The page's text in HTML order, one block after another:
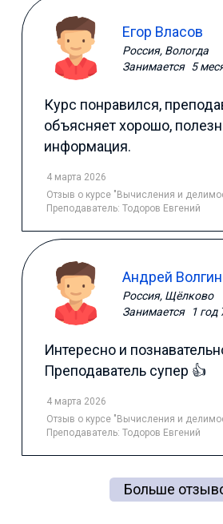
Егор Власов
Россия, Вологда
Занимается 5
Курс понравился,
объясняет хорошо,
информация.
4 марта 2026
Отзыв о курсе "Вычисления и
Преподаватель: Тодоров Евгений
Андрей Волгин
Россия, Щёлково
Занимается
1 год
Интересно и
Преподаватель супер 👍
4 марта 2026
Отзыв о курсе "Вычисления и
Преподаватель: Тодоров Евгений
Больше